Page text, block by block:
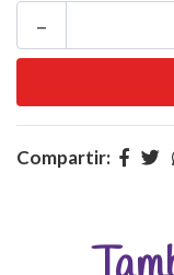
-
Compartir: